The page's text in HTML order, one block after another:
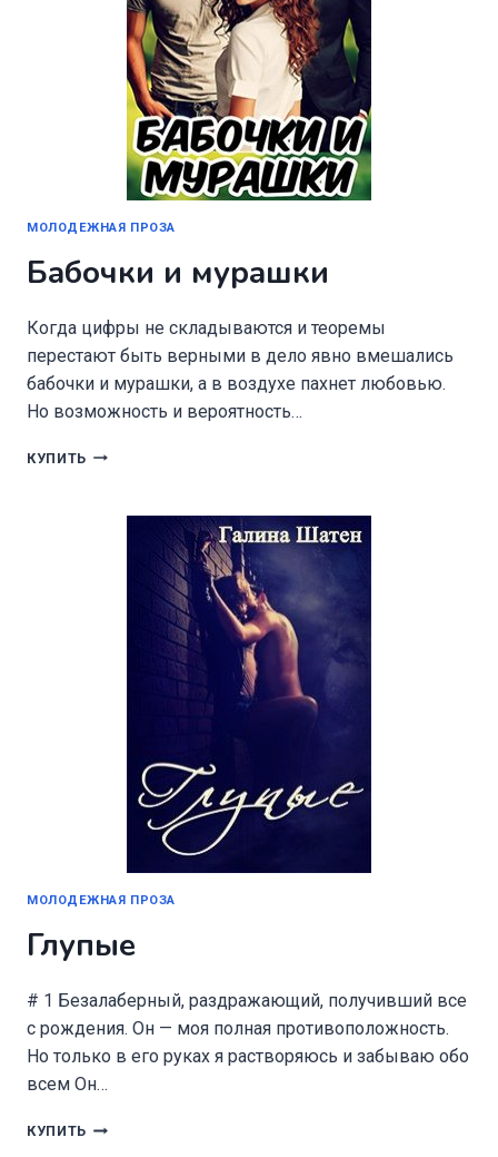
МОЛОДЕЖНАЯ ПРОЗА
Бабочки и мурашки
Когда цифры не складываются и теоремы
перестают быть верными в дело явно вмешались
бабочки и мурашки, а в воздухе пахнет любовью.
Но возможность и вероятность…
КУПИТЬ БАБОЧКИ
МОЛОДЕЖНАЯ ПРОЗА
Глупые
# 1 Безалаберный, раздражающий, получивший все
с рождения. Он — моя полная противоположность.
Но только в его руках я растворяюсь и забываю обо
всем Он…
КУПИТЬ ГЛУПЫЕ